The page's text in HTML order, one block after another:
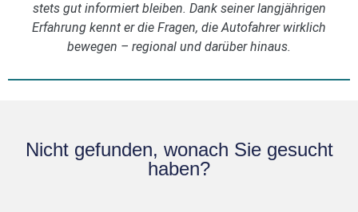
stets gut informiert bleiben. Dank seiner langjährigen
Erfahrung kennt er die Fragen, die Autofahrer wirklich
bewegen – regional und darüber hinaus.
Nicht gefunden, wonach Sie gesucht
haben?